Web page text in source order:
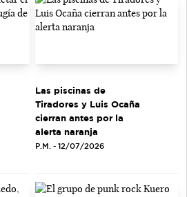
Las piscinas de
Tiradores y Luis Ocaña
cierran antes por la
alerta naranja
P.M. - 12/07/2026